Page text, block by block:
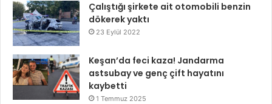
Çalıştığı şirkete ait otomobili benzin
dökerek yaktı
23 Eylül 2022
Keşan’da feci kaza! Jandarma
astsubay ve genç çift hayatını
kaybetti
1 Temmuz 2025